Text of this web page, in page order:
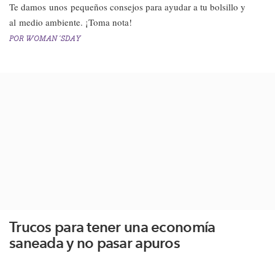
​Te damos unos pequeños consejos para ayudar a tu bolsillo y
al medio ambiente. ¡Toma nota!​
POR WOMAN´SDAY
Trucos para tener una economía
saneada y no pasar apuros